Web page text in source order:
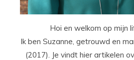
Hoi en welkom op mijn
Ik ben Suzanne, getrouwd en
(2017). Je vindt hier artikelen